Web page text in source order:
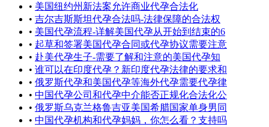
• 美国纽约州新法案允许商业代孕合法化
• 吉尔吉斯斯坦代孕合法吗-法律保障的合法权
• 美国代孕流程-详解美国代孕从开始到结束的6
• 起草和签署美国代孕合同或代孕协议需要注意
• 赴美代孕生子-需要了解和注意的美国代孕知
• 谁可以在印度代孕？新印度代孕法律的要求和
• 俄罗斯代孕和美国代孕等海外代孕需要代孕律
• 中国代孕公司和代孕中介能否正规化合法化公
• 俄罗斯乌克兰格鲁吉亚美国希腊国家单身男同
• 中国代孕机构和代孕妈妈，你怎么看？支持吗